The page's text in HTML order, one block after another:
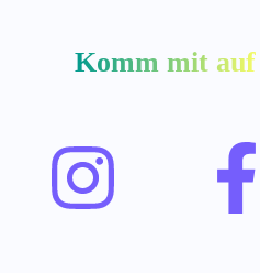
Komm mit auf